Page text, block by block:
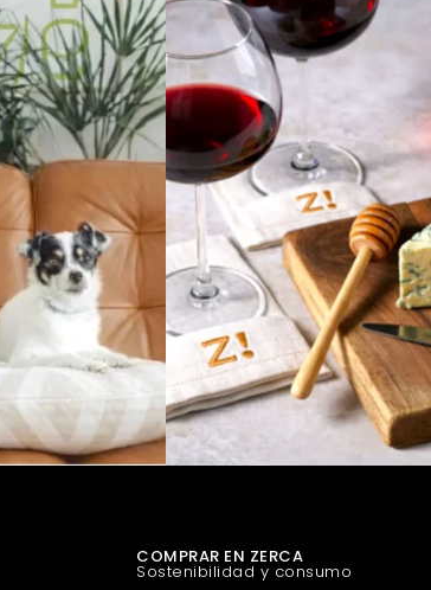
COMPRAR EN ZERCA
Sostenibilidad y consumo